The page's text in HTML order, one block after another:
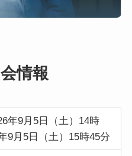
情報
年9月5日（土）14時
9月5日（土）15時45分